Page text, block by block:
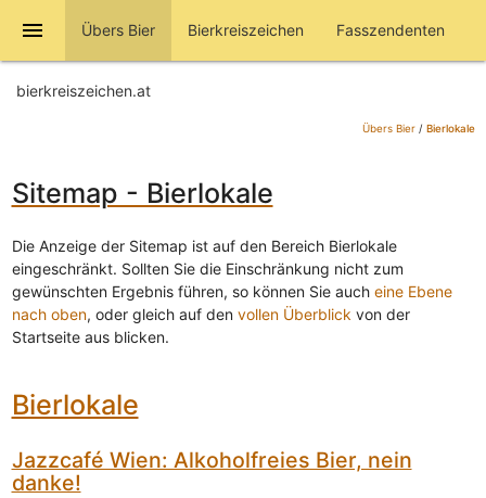
menu Übers Bier Bierkreiszeichen Fasszendenten
bierkreiszeichen.at
Übers Bier/ Bierlokale
Sitemap - Bierlokale
Die Anzeige der Sitemap ist auf den Bereich Bierlokale
eingeschränkt. Sollten Sie die Einschränkung nicht zum
gewünschten Ergebnis führen, so können Sie auch eine Ebene
nach oben, oder gleich auf den vollen Überblick von der
Startseite aus blicken.
Bierlokale
Jazzcafé Wien: Alkoholfreies Bier, nein
danke!